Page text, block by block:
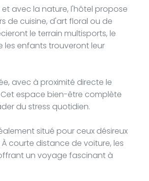
avec la nature, l'hôtel propose
de cuisine, d'art floral ou de
le terrain multisports, le
les enfants trouveront leur
avec à proximité directe le
espace bien-être complète
du stress quotidien.
situé pour ceux désireux
courte distance de voiture, les
un voyage fascinant à